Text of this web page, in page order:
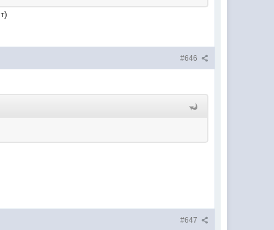
#646
#647